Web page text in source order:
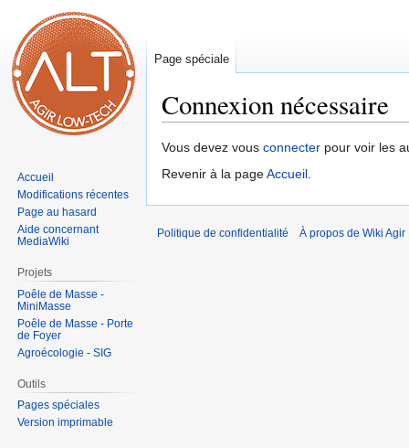
Connexion nécessaire
Aller
à
navigation
Aller
à
recherche
Vous devez vous connecter pour voir les
Revenir à la pageAccueil.
Page spéciale
Accueil
Modifications récentes
Page au hasard
Aide concernant
MediaWiki
Projets
Poêle de Masse -
MiniMasse
Poêle de Masse - Porte
de Foyer
Agroécologie - SIG
Outils
Pages spéciales
Version imprimable
Politique de confidentialité À propos de Wiki Agir